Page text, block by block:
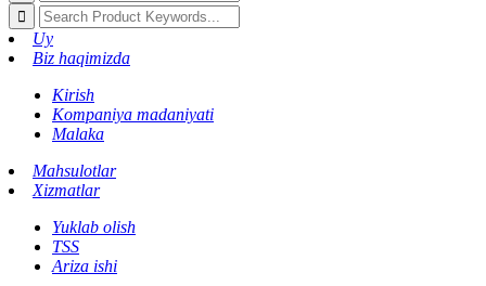
Uy
Biz haqimizda
Kirish
Kompaniya madaniyati
Malaka
Mahsulotlar
Xizmatlar
Yuklab olish
TSS
Ariza ishi